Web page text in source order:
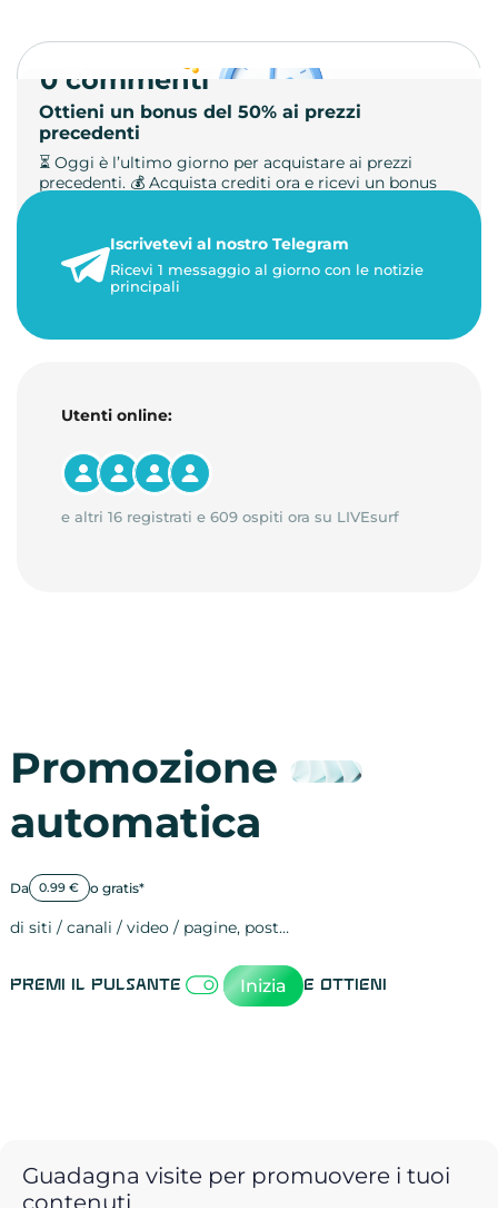
Ottieni un bonus del 50% ai prezzi
precedenti
⏳ Oggi è l’ultimo giorno per acquistare ai prezzi
precedenti. 💰 Acquista crediti ora e ricevi un bonus
23 maggio 2026
1 minuto di lettura
0 commenti
Iscrivetevi al nostro Telegram
Ricevi 1 messaggio al giorno con le notizie
principali
Utenti online:
e altri 16 registrati e 609 ospiti ora su LIVEsurf
Promozione
automatica
Da 0.99 € o gratis*
di siti / canali / video / pagine, post…
Premi il pulsante Inizia e ottieni
Guadagna visite per promuovere i tuoi